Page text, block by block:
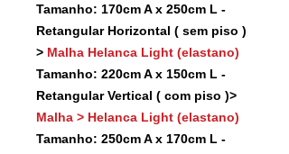
Tamanho: 170cm A x 250cm L -
Retangular Horizontal ( sem piso )
> Malha Helanca Light (elastano)
Tamanho: 220cm A x 150cm L -
Retangular Vertical ( com piso )>
Malha > Helanca Light (elastano)
Tamanho: 250cm A x 170cm L -